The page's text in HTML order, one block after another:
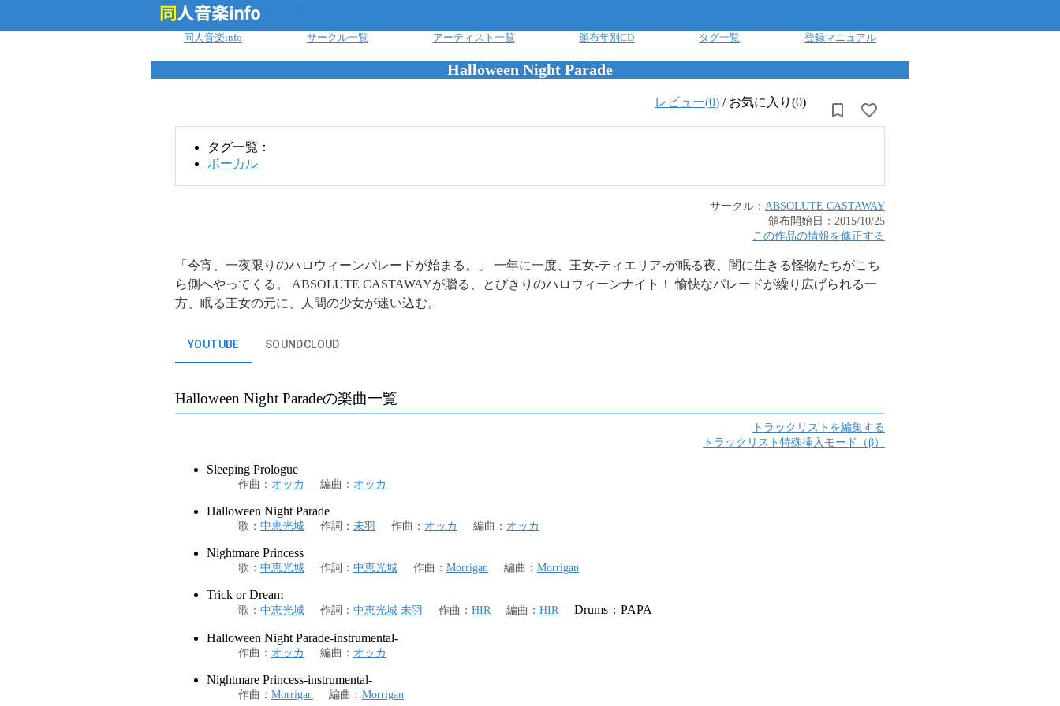
同人音楽info サークル一覧 アーティスト一覧 頒布年別CD タグ一覧 登録マニュアル
Halloween Night Parade
レビュー(0) / お気に入り(0)
タグ一覧：
ボーカル
サークル： ABSOLUTE CASTAWAY
頒布開始日： 2015/10/25
この作品の情報を修正する
「今宵、一夜限りのハロウィーンパレードが始まる。」 一年に一度、王女-ティエリア-が眠る夜、闇に生きる怪物たちがこち
ら側へやってくる。 ABSOLUTE CASTAWAYが贈る、とびきりのハロウィーンナイト！ 愉快なパレードが繰り広げられる一
方、眠る王女の元に、人間の少女が迷い込む。
YOUTUBE SOUNDCLOUD
Halloween Night Paradeの楽曲一覧
トラックリストを編集する
トラックリスト特殊挿入モード（β）
Sleeping Prologue
作曲 ： オッカ 編曲 ： オッカ
Halloween Night Parade
歌 ： 中恵光城 作詞 ： 未羽 作曲 ： オッカ 編曲 ： オッカ
Nightmare Princess
歌 ： 中恵光城 作詞 ： 中恵光城 作曲 ： Morrigan 編曲 ： Morrigan
Trick or Dream
歌 ： 中恵光城 作詞 ： 中恵光城 未羽 作曲 ： HIR 編曲 ： HIR Drums：PAPA
Halloween Night Parade-instrumental-
作曲 ： オッカ 編曲 ： オッカ
Nightmare Princess-instrumental-
作曲 ： Morrigan 編曲 ： Morrigan